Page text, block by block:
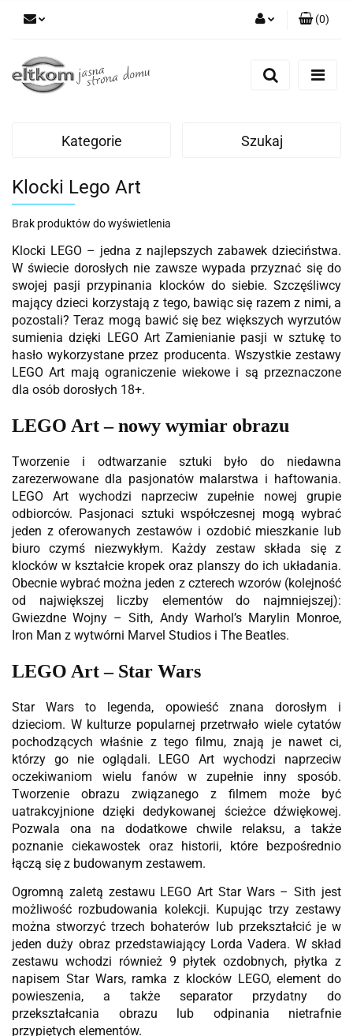
Zarejestruj się
(0)
Kategorie Szukaj
Klocki Lego Art
Brak produktów do wyświetlenia
Klocki LEGO – jedna z najlepszych zabawek dzieciństwa.
W świecie dorosłych nie zawsze wypada przyznać się do
swojej pasji przypinania klocków do siebie. Szczęśliwcy
mający dzieci korzystają z tego, bawiąc się razem z nimi, a
pozostali? Teraz mogą bawić się bez większych wyrzutów
sumienia dzięki LEGO Art Zamienianie pasji w sztukę to
hasło wykorzystane przez producenta. Wszystkie zestawy
LEGO Art mają ograniczenie wiekowe i są przeznaczone
dla osób dorosłych 18+.
LEGO Art – nowy wymiar obrazu
Tworzenie i odtwarzanie sztuki było do niedawna
zarezerwowane dla pasjonatów malarstwa i haftowania.
LEGO Art wychodzi naprzeciw zupełnie nowej grupie
odbiorców. Pasjonaci sztuki współczesnej mogą wybrać
jeden z oferowanych zestawów i ozdobić mieszkanie lub
biuro czymś niezwykłym. Każdy zestaw składa się z
klocków w kształcie kropek oraz planszy do ich układania.
Obecnie wybrać można jeden z czterech wzorów (kolejność
od największej liczby elementów do najmniejszej):
Gwiezdne Wojny – Sith, Andy Warhol’s Marylin Monroe,
Iron Man z wytwórni Marvel Studios i The Beatles.
LEGO Art – Star Wars
Star Wars to legenda, opowieść znana dorosłym i
dzieciom. W kulturze popularnej przetrwało wiele cytatów
pochodzących właśnie z tego filmu, znają je nawet ci,
którzy go nie oglądali. LEGO Art wychodzi naprzeciw
oczekiwaniom wielu fanów w zupełnie inny sposób.
Tworzenie obrazu związanego z filmem może być
uatrakcyjnione dzięki dedykowanej ścieżce dźwiękowej.
Pozwala ona na dodatkowe chwile relaksu, a także
poznanie ciekawostek oraz historii, które bezpośrednio
łączą się z budowanym zestawem.
Ogromną zaletą zestawu LEGO Art Star Wars – Sith jest
możliwość rozbudowania kolekcji. Kupując trzy zestawy
można stworzyć trzech bohaterów lub przekształcić je w
jeden duży obraz przedstawiający Lorda Vadera. W skład
zestawu wchodzi również 9 płytek ozdobnych, płytka z
napisem Star Wars, ramka z klocków LEGO, element do
powieszenia, a także separator przydatny do
przekształcania obrazu lub odpinania nietrafnie
przypiętych elementów.